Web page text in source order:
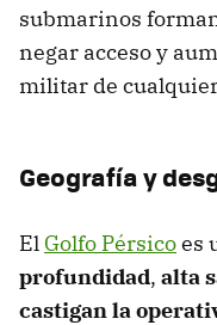
submarinos
negar acceso y
militar de
Geografía y
El Golfo Pérsicoes
profundidad, alta
castigan la